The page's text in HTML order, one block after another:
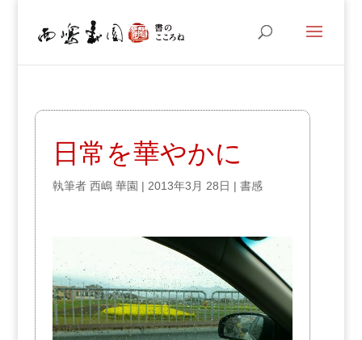
日常を華やかに
執筆者 西嶋 華園 | 2013年3月 28日 | 書感